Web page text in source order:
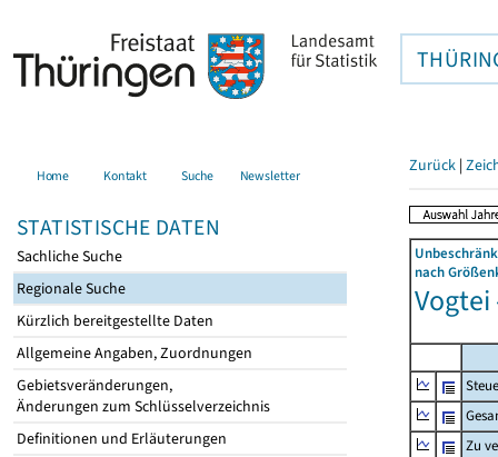
Home Kontakt Suche Newsletter
STATISTISCHE DATEN
Sachliche Suche
Regionale Suche
Kürzlich bereitgestellte Daten
Allgemeine Angaben, Zuordnungen
Gebietsveränderungen,
Änderungen zum Schlüsselverzeichnis
Definitionen und Erläuterungen
Zurück |
nach
Vogtei
Zu